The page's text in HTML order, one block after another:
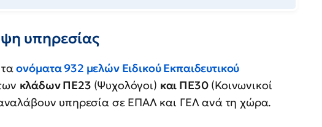
υπηρεσίας
ταονόματα 932 μελών Ειδικού Εκπαιδευτικού
κλάδων ΠΕ23 (Ψυχολόγοι) και ΠΕ30(Κοινωνικοί
υπηρεσία σε ΕΠΑΛ και ΓΕΛ ανά τη χώρα.